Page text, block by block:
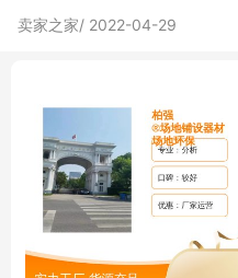
卖家之家/ 2022-04-29